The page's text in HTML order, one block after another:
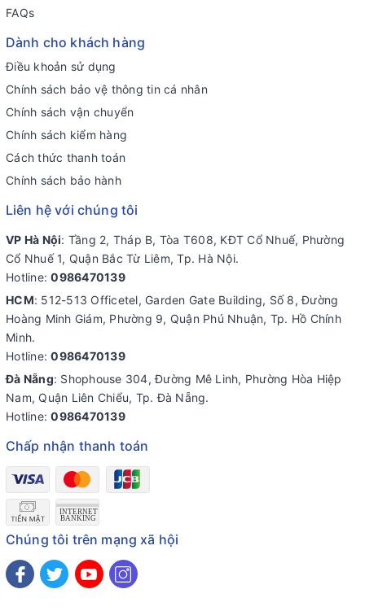
FAQs
Dành cho khách hàng
Điều khoản sử dụng
Chính sách bảo vệ thông tin cá nhân
Chính sách vận chuyển
Chính sách kiểm hàng
Cách thức thanh toán
Chính sách bảo hành
Liên hệ với chúng tôi
VP Hà Nội: Tầng 2, Tháp B, Tòa T608, KĐT Cổ Nhuế, Phường
Cổ Nhuế 1, Quận Bắc Từ Liêm, Tp. Hà Nội.
Hotline:0986470139
HCM: 512-513 Officetel, Garden Gate Building, Số 8, Đường
Hoàng Minh Giám, Phường 9, Quận Phú Nhuận, Tp. Hồ Chính
Minh.
Hotline:0986470139
Đà Nẵng: Shophouse 304, Đường Mê Linh, Phường Hòa Hiệp
Nam, Quận Liên Chiểu, Tp. Đà Nẵng.
Hotline:0986470139
Chấp nhận thanh toán
Chúng tôi trên mạng xã hội